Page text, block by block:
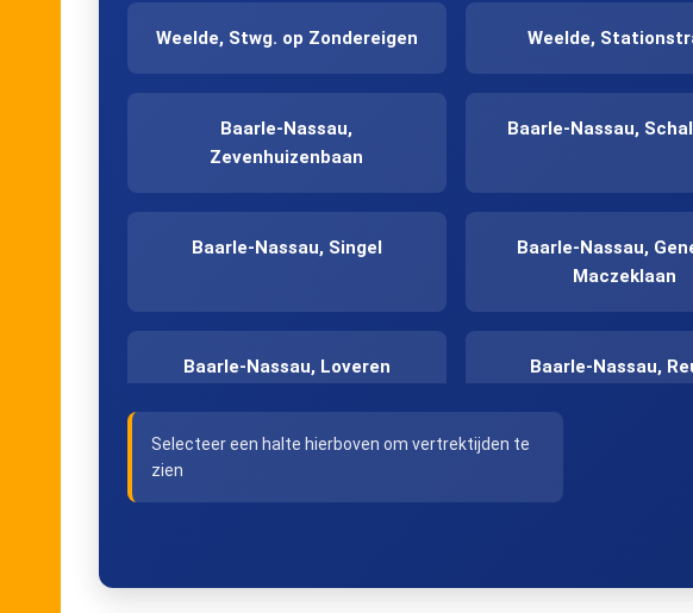
Weelde, Stwg. op Zondereigen Weelde,
Baarle-Nassau,
Zevenhuizenbaan
Baarle-Nassau,
Baarle-Nassau, Singel
Baarle-Nassau,
Maczeklaan
Baarle-Nassau, Loveren Baarle-Nassau,
Baarle-Nassau, Zigraeck Baarle-Nassau,
Selecteer een halte hierboven om vertrektijden te
zien